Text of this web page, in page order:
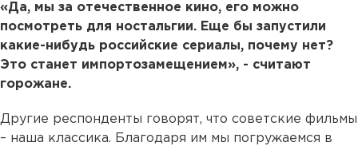
«Да, мы за отечественное кино, его можно
посмотреть для ностальгии. Еще бы запустили
какие-нибудь российские сериалы, почему нет?
Это станет импортозамещением», - считают
горожане.
Другие респонденты говорят, что советские фильмы
– наша классика. Благодаря им мы погружаемся в